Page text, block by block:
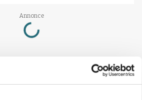
Annonce
Loading...